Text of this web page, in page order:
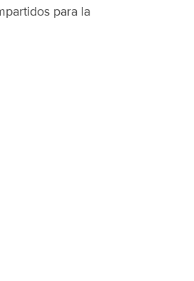
para la